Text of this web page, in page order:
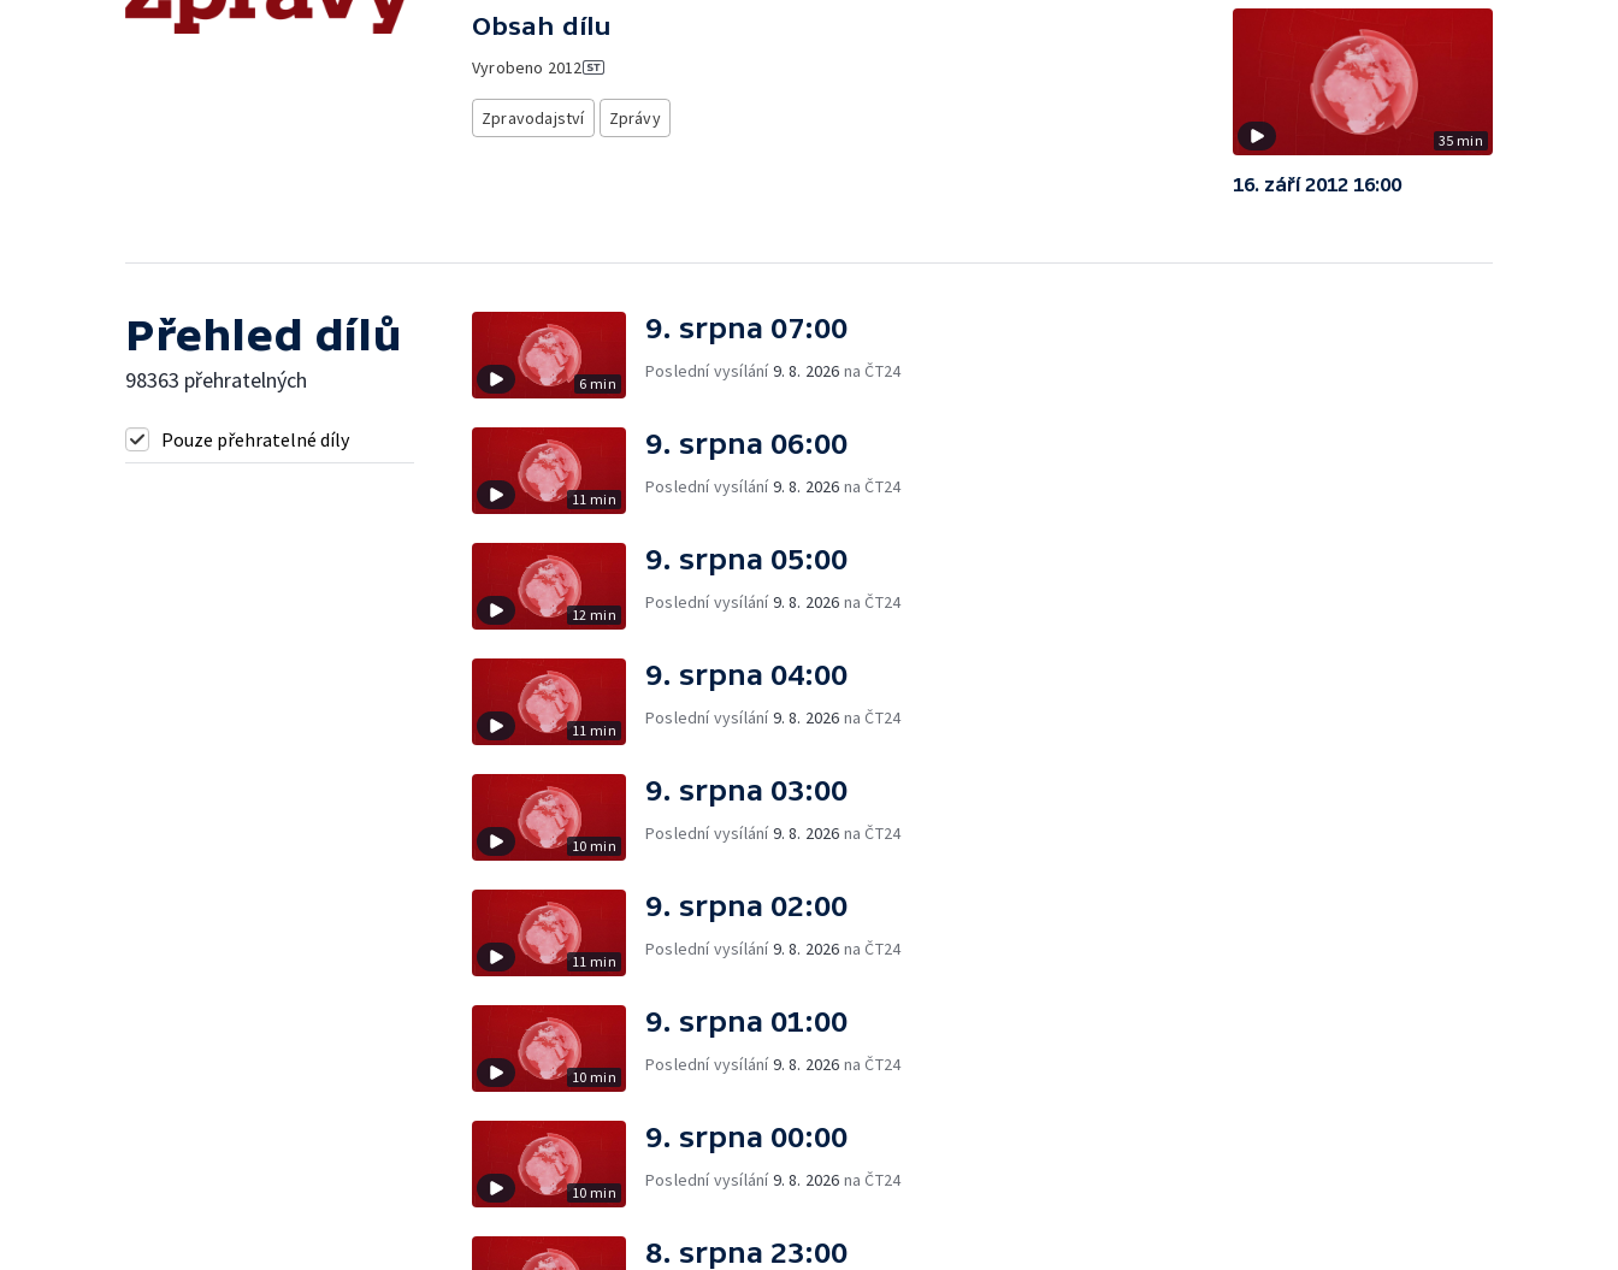
Obsah dílu
Vyrobeno 2012
Zpravodajství Zprávy
35 min
16. září 2012 16:00
Přehled dílů
98363 přehratelných
Pouze přehratelné díly
6 min
9. srpna 07:00
Poslední vysílání9. 8. 2026 na ČT24
11 min
9. srpna 06:00
Poslední vysílání9. 8. 2026 na ČT24
12 min
9. srpna 05:00
Poslední vysílání9. 8. 2026 na ČT24
11 min
9. srpna 04:00
Poslední vysílání9. 8. 2026 na ČT24
10 min
9. srpna 03:00
Poslední vysílání9. 8. 2026 na ČT24
11 min
9. srpna 02:00
Poslední vysílání9. 8. 2026 na ČT24
10 min
9. srpna 01:00
Poslední vysílání9. 8. 2026 na ČT24
10 min
9. srpna 00:00
Poslední vysílání9. 8. 2026 na ČT24
8. srpna 23:00